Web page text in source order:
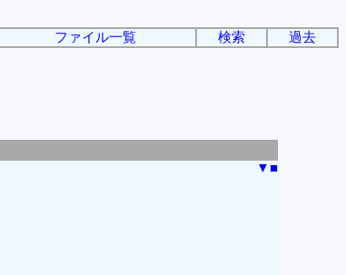
ファイル一覧 検索 過去
▼ ■